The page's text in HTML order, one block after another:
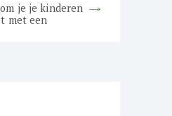
post:je je kinderen
met een